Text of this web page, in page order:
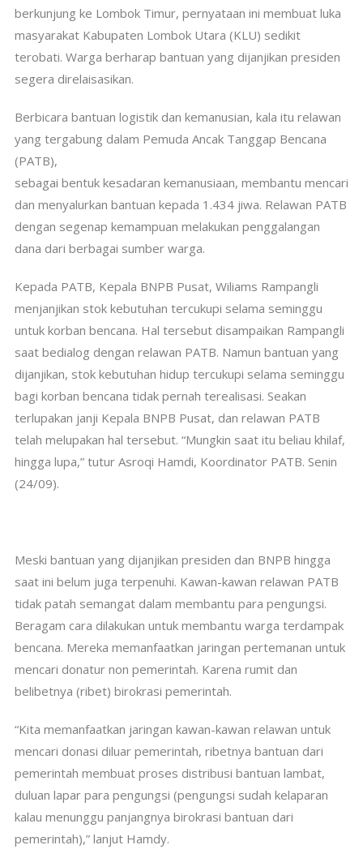
berkunjung ke Lombok Timur, pernyataan ini membuat luka
masyarakat Kabupaten Lombok Utara (KLU) sedikit
terobati. Warga berharap bantuan yang dijanjikan presiden
segera direlaisasikan.
Berbicara bantuan logistik dan kemanusian, kala itu relawan
yang tergabung dalam Pemuda Ancak Tanggap Bencana
(PATB),
sebagai bentuk kesadaran kemanusiaan, membantu mencari
dan menyalurkan bantuan kepada 1.434 jiwa. Relawan PATB
dengan segenap kemampuan melakukan penggalangan
dana dari berbagai sumber warga.
Kepada PATB, Kepala BNPB Pusat, Wiliams Rampangli
menjanjikan stok kebutuhan tercukupi selama seminggu
untuk korban bencana. Hal tersebut disampaikan Rampangli
saat bedialog dengan relawan PATB. Namun bantuan yang
dijanjikan, stok kebutuhan hidup tercukupi selama seminggu
bagi korban bencana tidak pernah terealisasi. Seakan
terlupakan janji Kepala BNPB Pusat, dan relawan PATB
telah melupakan hal tersebut. “Mungkin saat itu beliau khilaf,
hingga lupa,” tutur Asroqi Hamdi, Koordinator PATB. Senin
(24/09).
Meski bantuan yang dijanjikan presiden dan BNPB hingga
saat ini belum juga terpenuhi. Kawan-kawan relawan PATB
tidak patah semangat dalam membantu para pengungsi.
Beragam cara dilakukan untuk membantu warga terdampak
bencana. Mereka memanfaatkan jaringan pertemanan untuk
mencari donatur non pemerintah. Karena rumit dan
belibetnya (ribet) birokrasi pemerintah.
“Kita memanfaatkan jaringan kawan-kawan relawan untuk
mencari donasi diluar pemerintah, ribetnya bantuan dari
pemerintah membuat proses distribusi bantuan lambat,
duluan lapar para pengungsi (pengungsi sudah kelaparan
kalau menunggu panjangnya birokrasi bantuan dari
pemerintah),” lanjut Hamdy.